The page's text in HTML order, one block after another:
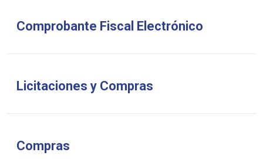
Comprobante Fiscal Electrónico
Licitaciones y Compras
Compras